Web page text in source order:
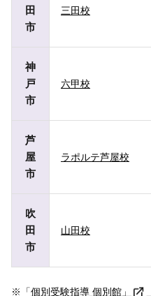
田
市
三田校
神
戸
市
六甲校
芦
屋
市
ラポルテ芦屋校
吹
田
市
山田校
※「個別受験指導 個別館」